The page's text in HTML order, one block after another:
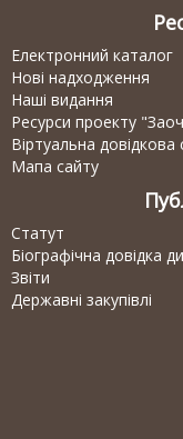
Електронний каталог
Нові надходження
Наші видання
Ресурси проекту
Віртуальна
Мапа сайту
Статут
Біографічна довідка
Звіти
Державні закупівлі